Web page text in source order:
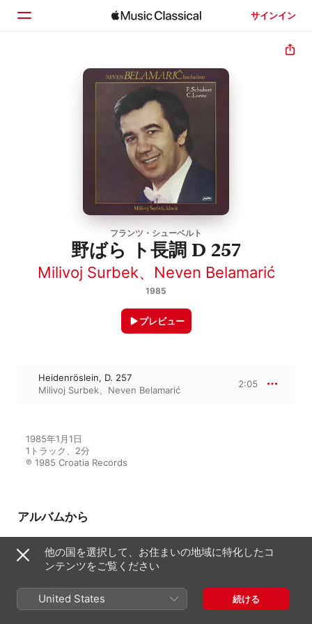
サインイン
フランツ・シューベルト
野ばら ト長調 D 257
Milivoj Surbek、 Neven Belamarić
1985
プレビュー
Heidenröslein, D. 257
Milivoj Surbek
Neven Belamarić
2:05
1985年1月1日
1トラック、2分
℗ 1985 Croatia Records
アルバムから
Bas, Bariton
Neven Belamarić、Milivoj Surbek
他の国を選択して、お住まいの地域に特化したコ
ンテンツをご覧ください
United States 続ける